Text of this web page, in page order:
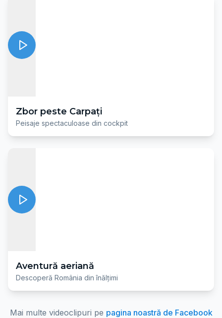
Zbor peste Carpați
Peisaje spectaculoase din cockpit
Aventură aeriană
Descoperă România din înălțimi
Mai multe videoclipuri pe pagina noastră de Facebook